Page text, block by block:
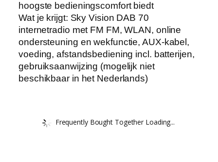
hoogste bedieningscomfort biedt
Wat je krijgt: Sky Vision DAB 70
internetradio met FM FM, WLAN, online
ondersteuning en wekfunctie, AUX-kabel,
voeding, afstandsbediening incl. batterijen,
gebruiksaanwijzing (mogelijk niet
beschikbaar in het Nederlands)
Frequently Bought Together Loading...